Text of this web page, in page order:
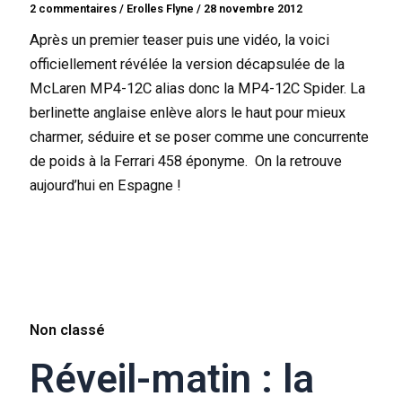
2 commentaires / Erolles Flyne/ 28 novembre 2012
Après un premier teaser puis une vidéo, la voici
officiellement révélée la version décapsulée de la
McLaren MP4-12C alias donc la MP4-12C Spider. La
berlinette anglaise enlève alors le haut pour mieux
charmer, séduire et se poser comme une concurrente
de poids à la Ferrari 458 éponyme. On la retrouve
aujourd’hui en Espagne !
Non classé
Réveil-matin : la